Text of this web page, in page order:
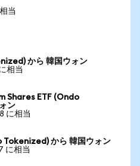
当
から 韓国ウォン
相当
Shares ETF (Ondo
ン
に相当
Tokenized) から 韓国ウォン
に相当